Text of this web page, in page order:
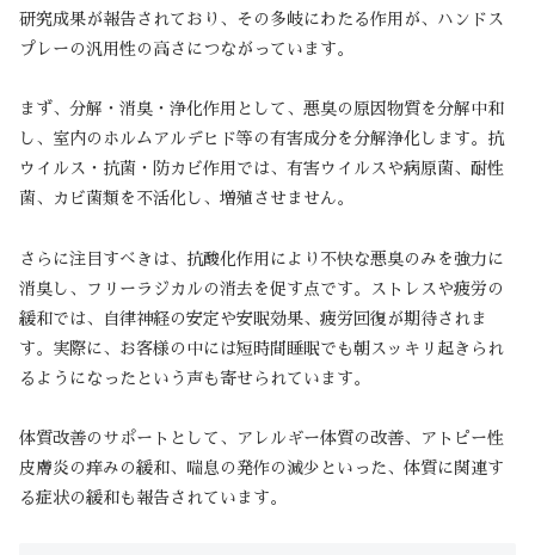
研究成果が報告されており、その多岐にわたる作用が、ハンドス
プレーの汎用性の高さにつながっています。
まず、分解・消臭・浄化作用として、悪臭の原因物質を分解中和
し、室内のホルムアルデヒド等の有害成分を分解浄化します。抗
ウイルス・抗菌・防カビ作用では、有害ウイルスや病原菌、耐性
菌、カビ菌類を不活化し、増殖させません。
さらに注目すべきは、抗酸化作用により不快な悪臭のみを強力に
消臭し、フリーラジカルの消去を促す点です。ストレスや疲労の
緩和では、自律神経の安定や安眠効果、疲労回復が期待されま
す。実際に、お客様の中には短時間睡眠でも朝スッキリ起きられ
るようになったという声も寄せられています。
体質改善のサポートとして、アレルギー体質の改善、アトピー性
皮膚炎の痒みの緩和、喘息の発作の減少といった、体質に関連す
る症状の緩和も報告されています。